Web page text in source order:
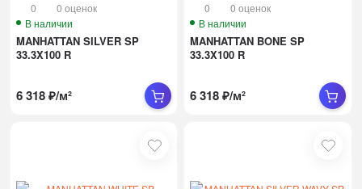
0
0 оценок
В наличии
MANHATTAN SILVER SP
33.3X100 R
6 318 ₽/м²
0
0 оценок
В наличии
MANHATTAN BONE SP
33.3X100 R
6 318 ₽/м²